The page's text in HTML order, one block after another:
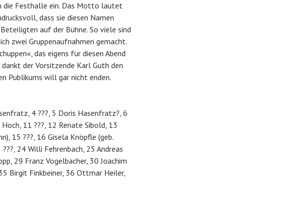
die Festhalle ein. Das Motto lautet
dass sie diesen Namen
auf der Bühne. So viele sind
zwei Gruppenaufnahmen gemacht.
das eigens für diesen Abend
der Vorsitzende Karl Guth den
Publikums will gar nicht enden.
4 ???, 5 Doris Hasenfratz?, 6
11 ???, 12 Renate Sibold, 13
15 ???, 16 Gisela Knöpfle (geb.
???, 24 Willi Fehrenbach, 25 Andreas
29 Franz Vogelbacher, 30 Joachim
Birgit Finkbeiner, 36 Ottmar Heiler,